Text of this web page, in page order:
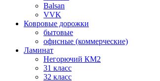
Balsan
VVK
Ковровые дорожки
бытовые
офисные (коммерческие)
Ламинат
Негорючий КМ2
31 класс
32 класс